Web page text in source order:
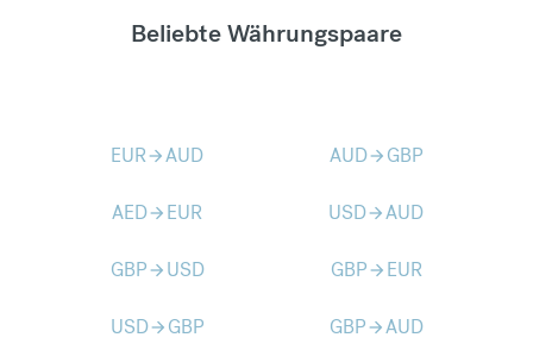
Beliebte Währungspaare
EURarrow_forwardAUD AUDarrow_forward GBP
AEDarrow_forward EUR USDarrow_forwardAUD
GBParrow_forward USD GBParrow_forward EUR
USDarrow_forward GBP GBParrow_forwardAUD